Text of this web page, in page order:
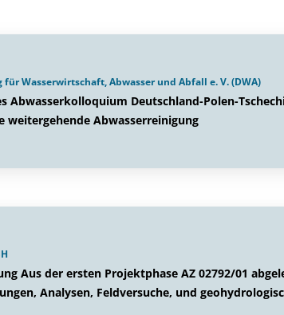
Wasserwirtschaft, Abwasser und Abfall e. V. (DWA)
Abwasserkolloquium Deutschland-Polen-
weitergehende Abwasserreinigung
Aus der ersten Projektphase AZ 02792/01
Analysen, Feldversuche, und